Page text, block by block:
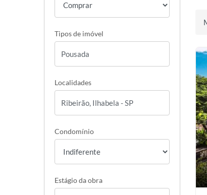
Tipos de imóvel
Localidades
Condomínio
Estágio da obra